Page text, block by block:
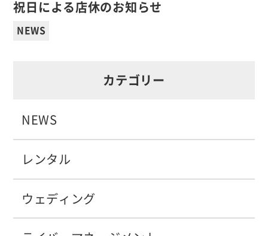
祝日による店休のお知らせ
NEWS
カテゴリー
NEWS
レンタル
ウェディング